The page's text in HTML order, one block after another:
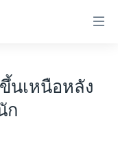
ขึ้นเหนือหลัง
ก